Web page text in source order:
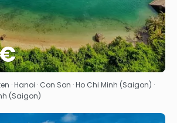
Se
· Hanoi · Con Son · Ho Chi Minh (Saigon) ·
(Saigon)